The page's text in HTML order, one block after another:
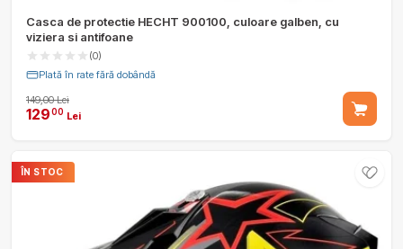
Casca de protectie HECHT 900100, culoare galben, cu
viziera si antifoane
(0)
Plată în rate fără dobândă
149,00 Lei
12900 Lei
ÎN STOC